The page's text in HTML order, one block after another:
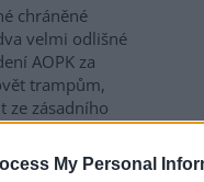
My Personal
chráněné
velmi odlišné
AOPK za
trampům,
ze zásadního